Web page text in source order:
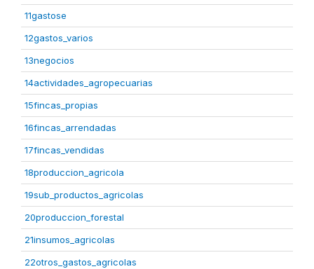
11gastose
12gastos_varios
13negocios
14actividades_agropecuarias
15fincas_propias
16fincas_arrendadas
17fincas_vendidas
18produccion_agricola
19sub_productos_agricolas
20produccion_forestal
21insumos_agricolas
22otros_gastos_agricolas